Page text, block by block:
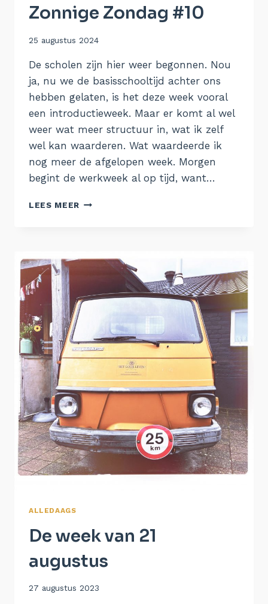
Zonnige Zondag #10
Door
25 augustus 2024
De scholen zijn hier weer begonnen. Nou
ja, nu we de basisschooltijd achter ons
hebben gelaten, is het deze week vooral
een introductieweek. Maar er komt al wel
weer wat meer structuur in, wat ik zelf
wel kan waarderen. Wat waardeerde ik
nog meer de afgelopen week. Morgen
begint de werkweek al op tijd, want…
LEES MEER ZONNIGE
ALLEDAAGS
De week van 21
augustus
Door
27 augustus 2023